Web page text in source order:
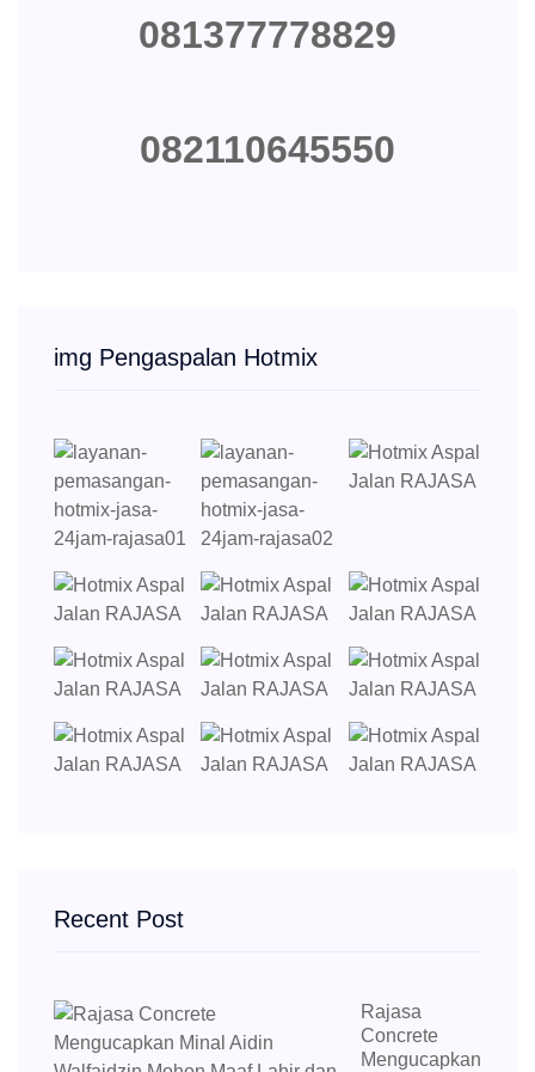
081377778829
082110645550
img Pengaspalan Hotmix
Recent Post
Rajasa
Concrete
Mengucapkan